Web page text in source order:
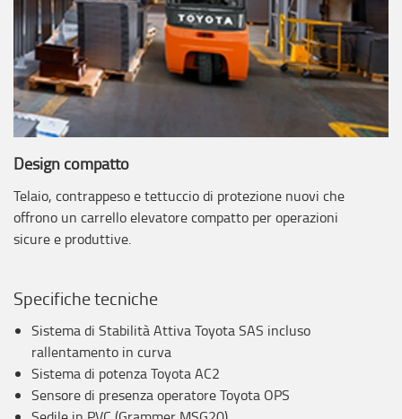
Design compatto
Telaio, contrappeso e tettuccio di protezione nuovi che
offrono un carrello elevatore compatto per operazioni
sicure e produttive.
Specifiche tecniche
Sistema di Stabilità Attiva Toyota SAS incluso
rallentamento in curva
Sistema di potenza Toyota AC2
Sensore di presenza operatore Toyota OPS